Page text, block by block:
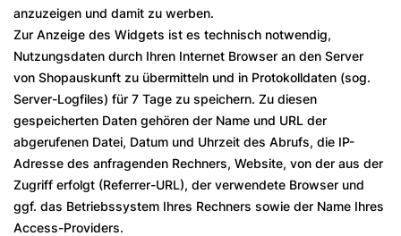
anzuzeigen und damit zu werben.
Zur Anzeige des Widgets ist es technisch notwendig,
Nutzungsdaten durch Ihren Internet Browser an den Server
von Shopauskunft zu übermitteln und in Protokolldaten (sog.
Server-Logfiles) für 7 Tage zu speichern. Zu diesen
gespeicherten Daten gehören der Name und URL der
abgerufenen Datei, Datum und Uhrzeit des Abrufs, die IP-
Adresse des anfragenden Rechners, Website, von der aus der
Zugriff erfolgt (Referrer-URL), der verwendete Browser und
ggf. das Betriebssystem Ihres Rechners sowie der Name Ihres
Access-Providers.